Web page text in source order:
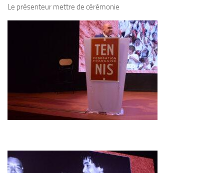
Le présenteur mettre de cérémonie